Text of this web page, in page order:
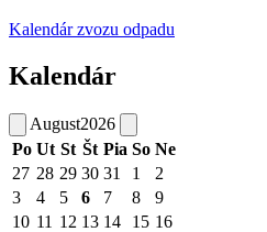
Kalendár zvozu odpadu
Kalendár
August2026
Po Ut St Št Pia So Ne
27 28 29 30 31 1
2
3
4 5 6 7 8
9
10 11 12 13 14 15 16